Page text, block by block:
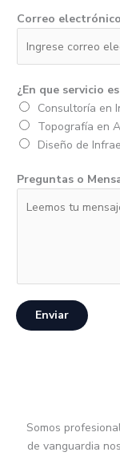
Correo electrónico
¿En que servicio
Consultoría en
Topografía en
Diseño de
Preguntas o
Enviar
Somos
de vanguardia